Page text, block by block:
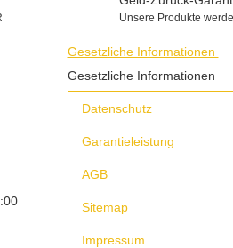
Unsere Produkte
Gesetzliche Informationen
Gesetzliche Informationen
Datenschutz
Garantieleistung
AGB
Sitemap
Impressum